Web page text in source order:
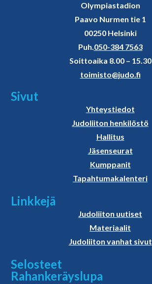
Olympiastadion
Paavo Nurmen tie 1
00250 Helsinki
Puh.050-384 7563
Soittoaika 8.00 – 15.30
toimisto@judo.fi
Sivut
Yhteystiedot
Judoliiton henkilöstö
Hallitus
Jäsenseurat
Kumppanit
Tapahtumakalenteri
Linkkejä
Judoliiton uutiset
Materiaalit
Judoliiton vanhat sivut
Selosteet
Rahankeräyslupa